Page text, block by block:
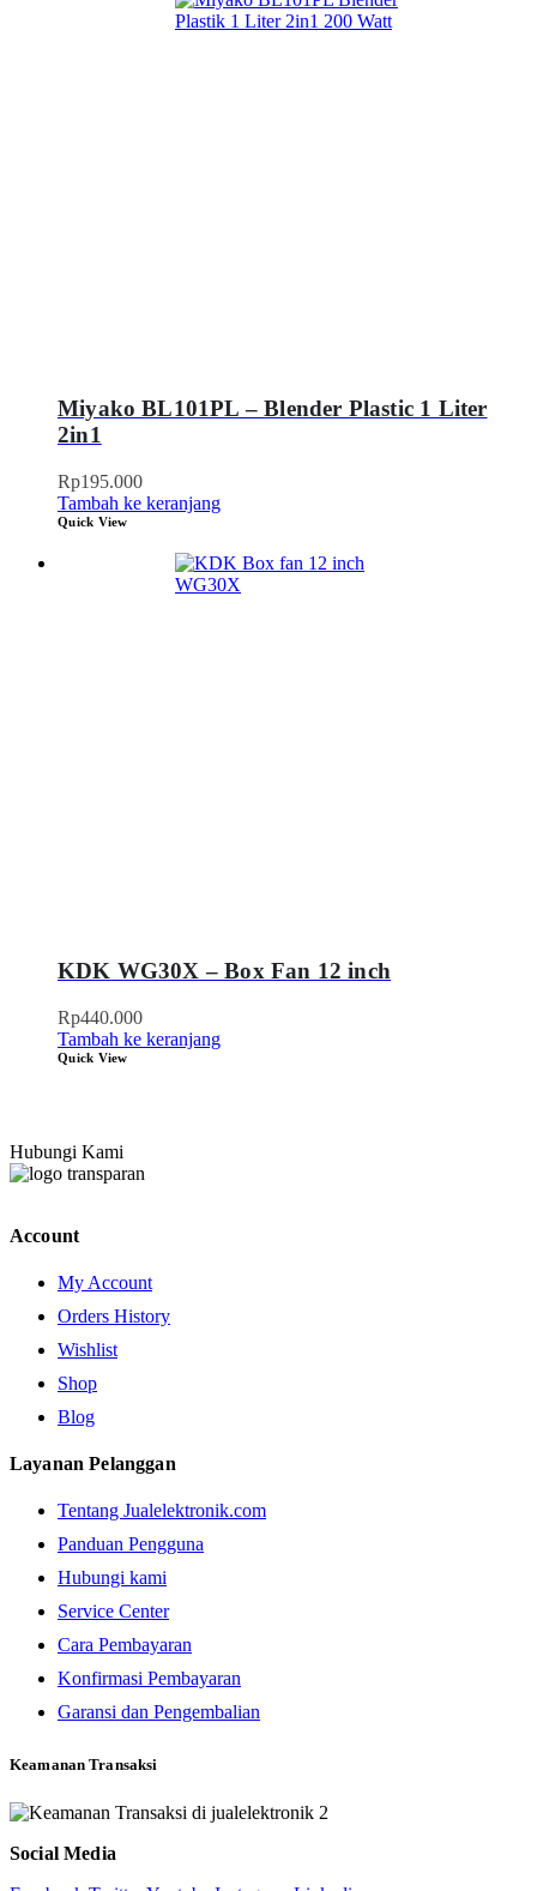
Miyako BL101PL – Blender Plastic 1 Liter
2in1
Rp195.000
Tambah ke keranjang
Quick View
KDK WG30X – Box Fan 12 inch
Rp440.000
Tambah ke keranjang
Quick View
Hubungi Kami
Account
My Account
Orders History
Wishlist
Shop
Blog
Layanan Pelanggan
Tentang Jualelektronik.com
Panduan Pengguna
Hubungi kami
Service Center
Cara Pembayaran
Konfirmasi Pembayaran
Garansi dan Pengembalian
Keamanan Transaksi
Social Media